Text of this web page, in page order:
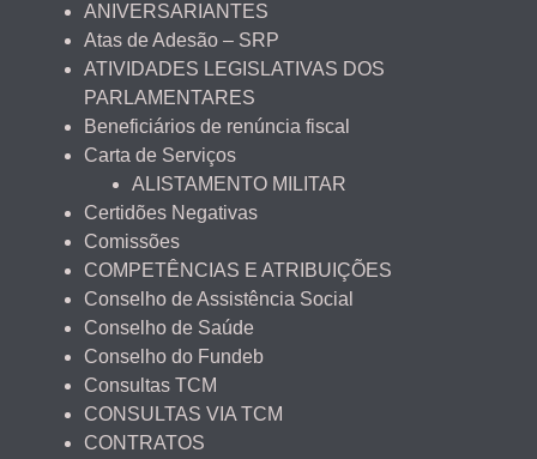
ANIVERSARIANTES
Atas de Adesão – SRP
ATIVIDADES LEGISLATIVAS DOS
PARLAMENTARES
Beneficiários de renúncia fiscal
Carta de Serviços
ALISTAMENTO MILITAR
Certidões Negativas
Comissões
COMPETÊNCIAS E ATRIBUIÇÕES
Conselho de Assistência Social
Conselho de Saúde
Conselho do Fundeb
Consultas TCM
CONSULTAS VIA TCM
CONTRATOS